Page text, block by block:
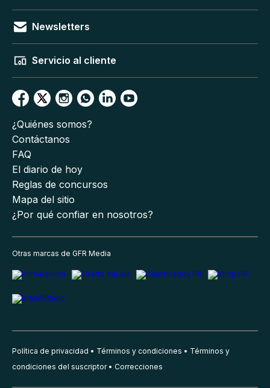
Newsletters
Servicio al cliente
¿Quiénes somos?
Contáctanos
FAQ
El diario de hoy
Reglas de concursos
Mapa del sitio
¿Por qué confiar en nosotros?
Otras marcas de GFR Media
Política de privacidad Términos y condiciones
Términos y
condiciones del suscriptor
Correcciones